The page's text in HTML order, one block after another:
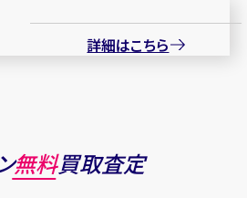
詳細はこちら
無料買取査定